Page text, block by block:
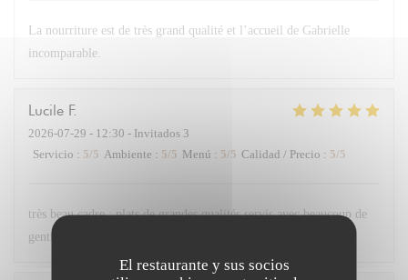
El restaurante y sus socios
La nourriture est de très grand qualité et l’accueil de Gabrielle
incomparable.
Lucile F
2026-07-29 - 12:30 - Invitados 3
Servicio : 5/5 Ambiente : 5/5 Menú : 5/5 Calidad / Precio : 5/5
très beau cadre ; plats de grandes qualités servis avec beaucoup de
gentillesse